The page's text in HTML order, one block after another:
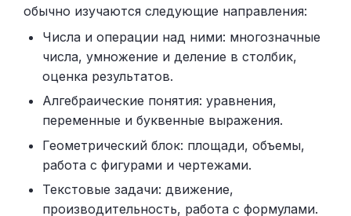
обычно изучаются следующие направления:
Числа и операции над ними: многозначные
числа, умножение и деление в столбик,
оценка результатов.
Алгебраические понятия: уравнения,
переменные и буквенные выражения.
Геометрический блок: площади, объемы,
работа с фигурами и чертежами.
Текстовые задачи: движение,
производительность, работа с формулами.